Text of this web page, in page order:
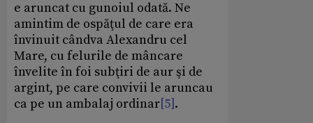
e aruncat cu gunoiul odată. Ne
amintim de ospăţul de care era
învinuit cândva Alexandru cel
Mare, cu felurile de mâncare
învelite în foi subţiri de aur şi de
argint, pe care convivii le aruncau
ca pe un ambalaj ordinar[5].